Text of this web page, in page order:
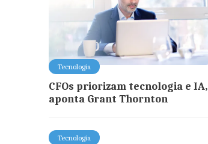
Tecnologia
CFOs priorizam tecnologia e IA,
aponta Grant Thornton
Tecnologia